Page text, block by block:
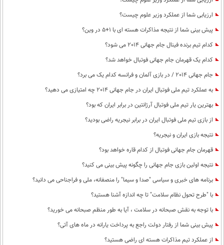
ارزیابی شما از عملکرد وزیر علوم چیست؟
پیش بینی شما از نتیجه مذاکرات هسته ای با 1+5 در وین؟
کدام تیم برنده فینال جام جهانی 2014 می شود؟
کدام یک قهرمان جام جهانی فوتبال خواهد شد؟
جام جهانی 2014 / در بازی آلمان و فرانسه کدام یک می برد؟
به عملکرد تیم ملی فوتبال ایران در جام جهانی 2014 چه امتیازی می دهید؟
بهترین یار تیم ملی فوتبال آرژانتین در برابر ایران که بود؟
از بازی تیم ملی فوتبال ایران در برابر نیجریه راضی بودید؟
نتیجه بازی ایران و نیجریه؟
قهرمان جام جهانی فوتبال از کدام قاره خواهد بود؟
نتیجه اولین بازی جام جهانی را چگونه پیش بینی می کنید؟
برنامه های خبری و سیاسی "صدا و سیما" را منصفانه، ملی و فراجناحی می دانید؟
با "طرح تحول نظام سلامت"‌ تا چه اندازه آشنا هستید؟
با توجه به نقش صبحانه در سلامت ، آیا به طور منظم صبحانه می خورید؟
پیش بینی شما از رفتار دولت راجع به پرداخت یارانه در ماه های آتی؟
از عملکرد تیم مذاکرات هسته ای راضی هستید؟